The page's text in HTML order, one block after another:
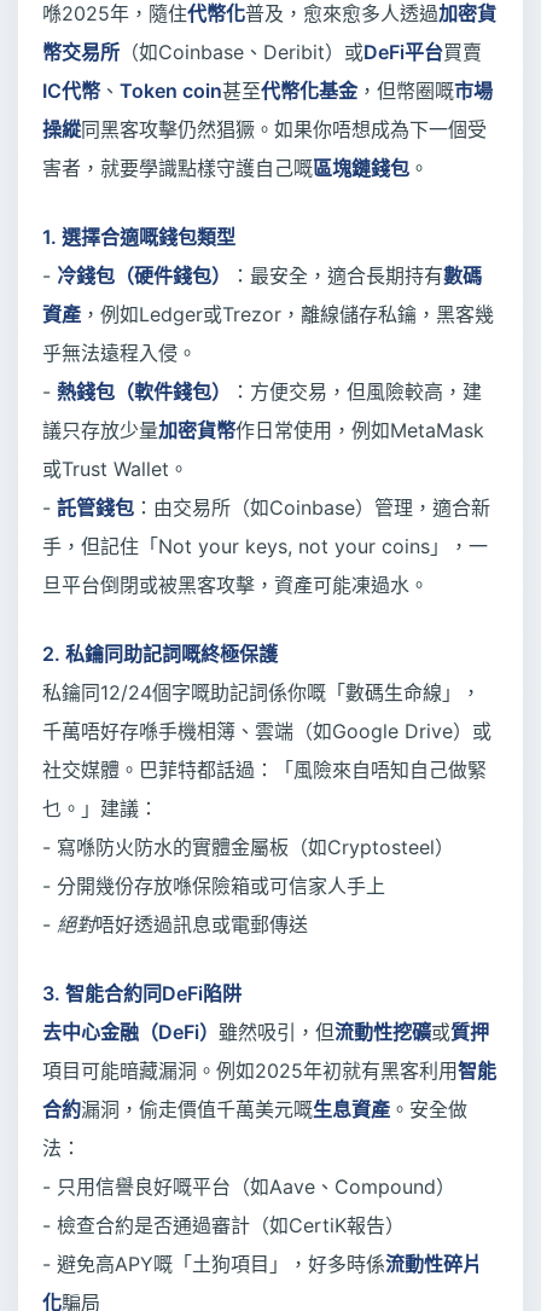
喺2025年，隨住代幣化普及，愈來愈多人透過加密貨
幣交易所 （如Coinbase、Deribit）或DeFi平台買賣
IC代幣 、 Token coin甚至代幣化基金，但幣圈嘅市場
操縱同黑客攻擊仍然猖獗。如果你唔想成為下一個受
害者，就要學識點樣守護自己嘅區塊鏈錢包 。
1. 選擇合適嘅錢包類型
- 冷錢包（硬件錢包） ：最安全，適合長期持有數碼
資產 ，例如Ledger或Trezor，離線儲存私鑰，黑客幾
乎無法遠程入侵。
- 熱錢包（軟件錢包）
：方便交易，但風險較高，建
議只存放少量加密貨幣作日常使用，例如MetaMask
或Trust Wallet。
- 託管錢包 ：由交易所（如Coinbase）管理，適合新
手，但記住「Not your keys, not your coins」，一
旦平台倒閉或被黑客攻擊，資產可能凍過水。
2. 私鑰同助記詞嘅終極保護
私鑰同12/24個字嘅助記詞係你嘅「數碼生命線」，
千萬唔好存喺手機相簿、雲端（如Google Drive）或
社交媒體。巴菲特都話過：「風險來自唔知自己做緊
乜。」建議：
- 寫喺防火防水的實體金屬板（如Cryptosteel）
- 分開幾份存放喺保險箱或可信家人手上
- 絕對唔好透過訊息或電郵傳送
3. 智能合約同DeFi陷阱
去中心金融（DeFi） 雖然吸引，但流動性挖礦或質押
項目可能暗藏漏洞。例如2025年初就有黑客利用智能
合約漏洞，偷走價值千萬美元嘅生息資產 。安全做
法：
- 只用信譽良好嘅平台（如Aave、Compound）
- 檢查合約是否通過審計（如CertiK報告）
- 避免高APY嘅「土狗項目」，好多時係流動性碎片
化騙局